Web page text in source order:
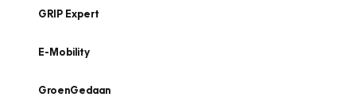
GRIP Expert
E-Mobility
GroenGedaan